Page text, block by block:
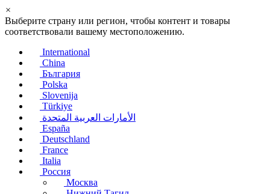
×
Выберите страну или регион, чтобы контент и товары
соответствовали вашему местоположению.
International
China
България
Polska
Slovenija
Türkiye
الأمارات العربية المتحدة
España
Deutschland
France
Italia
Россия
Москва